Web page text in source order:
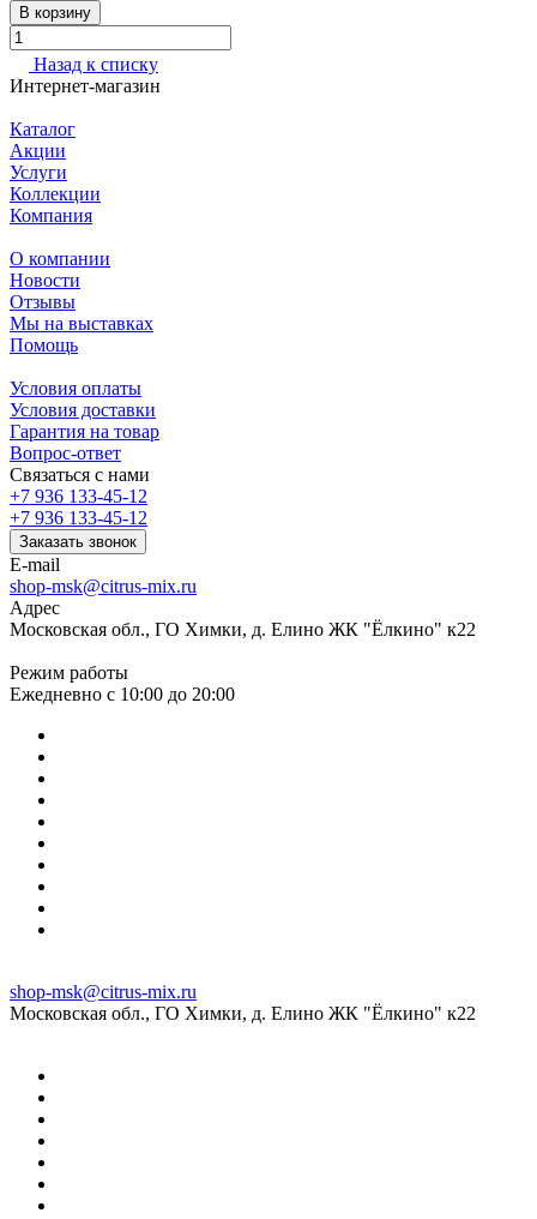
В корзину
Назад к списку
Интернет-магазин
Каталог
Акции
Услуги
Коллекции
Компания
О компании
Новости
Отзывы
Мы на выставках
Помощь
Условия оплаты
Условия доставки
Гарантия на товар
Вопрос-ответ
Связаться с нами
+7 936 133-45-12
+7 936 133-45-12
Заказать звонок
E-mail
shop-msk@citrus-mix.ru
Адрес
Московская обл., ГО Химки, д. Елино ЖК "Ёлкино" к22
Режим работы
Ежедневно с 10:00 до 20:00
shop-msk@citrus-mix.ru
Московская обл., ГО Химки, д. Елино ЖК "Ёлкино" к22